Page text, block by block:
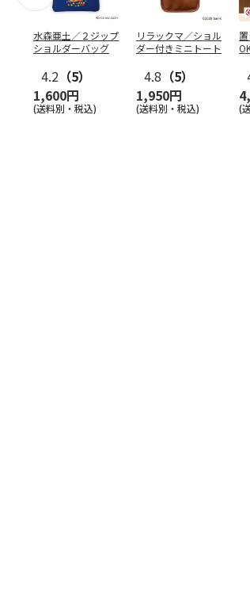
水森亜土／２ジップ
ショルダーバッグ
4.2 （5）
1,600円
(送料別・税込)
リラックマ／ショル
ダー付きミニトート
4.8 （5）
1,950円
(送料別・税込) (